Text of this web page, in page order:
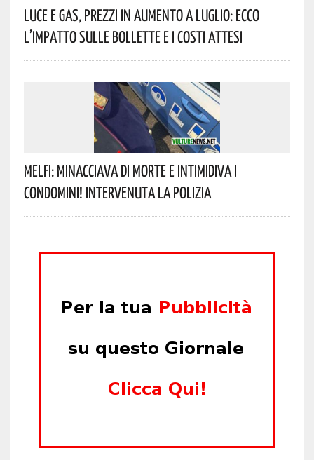
Luce E Gas, Prezzi In Aumento A Luglio: Ecco
L’impatto Sulle Bollette E I Costi Attesi
Melfi: Minacciava Di Morte E Intimidiva I
Condomini! Intervenuta La Polizia